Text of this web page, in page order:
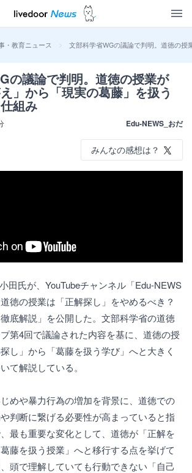
・教育ニュース > 文部科学省WGの議論で判明。道徳の
の議論で判明。道徳の授業が
え」から「現実の葛藤」を扱う
組み
Edu-NEWS_おだ
みんなの感想は？
田氏が、YouTubeチャンネル「Edu-NEWS
徳の授業は「正解探し」をやめるべき？
底解説」を公開した。文部科学省の道徳
第4回で議論された内容を基に、道徳の授
し」から「葛藤を扱う学び」へと大きく
て解説している。
めや暴力行為の増加を背景に、道徳での
判断に繋げる必要性が高まっていると指
最も重要な変化として、道徳が「正解を
藤を扱う授業」へと移行する点を挙げて
頭で理解していても行動できない「自己